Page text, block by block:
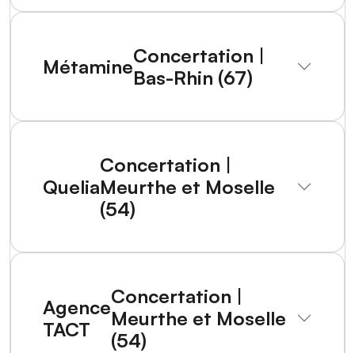
MétamineConcertation |
Bas-Rhin (67)
Quelia
Concertation |
Meurthe et Moselle
(54)
Agence
TACT
Concertation |
Meurthe et Moselle
(54)